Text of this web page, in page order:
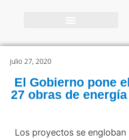
julio 27, 2020
El Gobierno pone
27 obras de
Los proyectos se engloban